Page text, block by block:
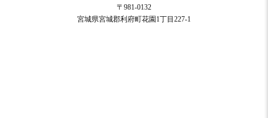
〒981-0132
宮城県宮城郡利府町花園1丁目227-1